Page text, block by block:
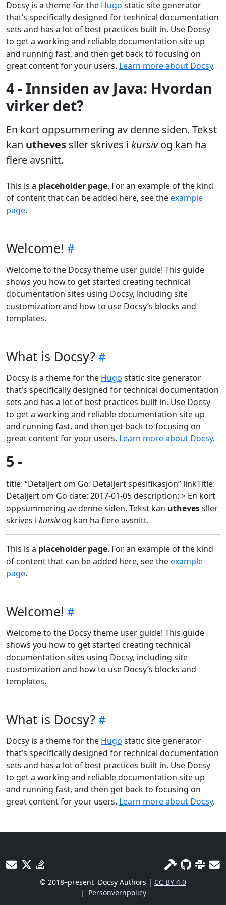
Docsy is a theme for the Hugo static site generator
that’s specifically designed for technical documentation
sets and has a lot of best practices built in. Use Docsy
to get a working and reliable documentation site up
and running fast, and then get back to focusing on
great content for your users. Learn more about Docsy.
4 - Innsiden av Java: Hvordan
virker det?
En kort oppsummering av denne siden. Tekst
kan utheves sller skrives i kursivog kan ha
flere avsnitt.
This is a placeholder page. For an example of the kind
of content that can be added here, see theexample
page.
Welcome!
Welcome to the Docsy theme user guide! This guide
shows you how to get started creating technical
documentation sites using Docsy, including site
customization and how to use Docsy’s blocks and
templates.
What is Docsy?
Docsy is a theme for the Hugo static site generator
that’s specifically designed for technical documentation
sets and has a lot of best practices built in. Use Docsy
to get a working and reliable documentation site up
and running fast, and then get back to focusing on
great content for your users. Learn more about Docsy.
5 -
title: “Detaljert om Go: Detaljert spesifikasjon” linkTitle:
Detaljert om Go date: 2017-01-05 description: > En kort
oppsummering av denne siden. Tekst kan uthevessller
skrives i kursivog kan ha flere avsnitt.
This is a placeholder page. For an example of the kind
of content that can be added here, see theexample
page.
Welcome!
Welcome to the Docsy theme user guide! This guide
shows you how to get started creating technical
documentation sites using Docsy, including site
customization and how to use Docsy’s blocks and
templates.
What is Docsy?
Docsy is a theme for the Hugo static site generator
that’s specifically designed for technical documentation
sets and has a lot of best practices built in. Use Docsy
to get a working and reliable documentation site up
and running fast, and then get back to focusing on
great content for your users. Learn more about Docsy.
© 2018–present Docsy Authors | CC BY 4.0
|
Personvernpolicy